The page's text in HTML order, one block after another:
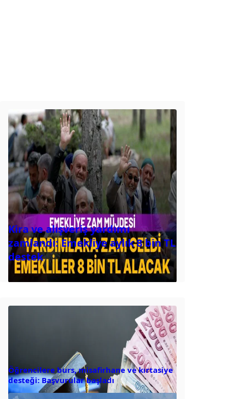
Kira ve alışveriş yardımı
zamlandı: Emekliye aylık 8 bin TL
destek
Öğrencilere burs, misafirhane ve kırtasiye
desteği: Başvurular başladı